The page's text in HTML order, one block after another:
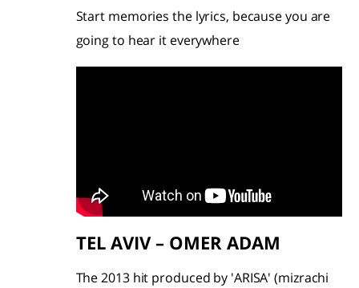
Start memories the lyrics, because you are
going to hear it everywhere
TEL AVIV – OMER ADAM
The 2013 hit produced by 'ARISA' (mizrachi